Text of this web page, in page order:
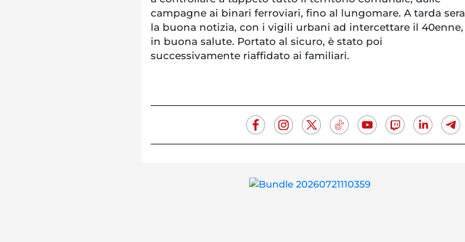
campagne ai binari ferroviari, fino al lungomare. A tarda sera
la buona notizia, con i vigili urbani ad intercettare il 40enne,
in buona salute. Portato al sicuro, è stato poi
successivamente riaffidato ai familiari.